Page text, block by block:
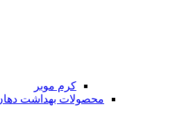
کرم موبر
محصولات بهداشت